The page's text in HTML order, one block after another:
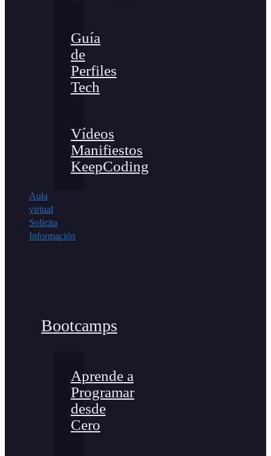
Guía
de
Perfiles
Tech
Vídeos
Manifiestos
KeepCoding
Aula
virtual
Solicita
Información
Bootcamps
Aprende a
Programar
desde
Cero